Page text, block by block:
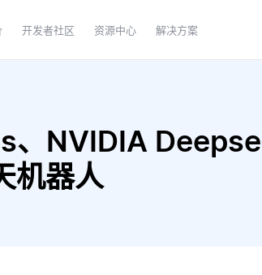
开发者社区 资源中心 解决方案
、NVIDIA
机器人